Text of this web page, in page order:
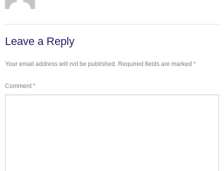
Leave a Reply
Your email address will not be published. Required fields are marked *
Comment *